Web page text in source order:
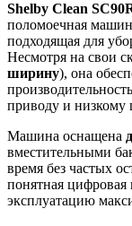
Shelby Clean
поломоечная
подходящая для
Несмотря на свои
ширину), она
приводу и низкому
Машина оснащена
вместительными
время без частых
понятная
эксплуатацию